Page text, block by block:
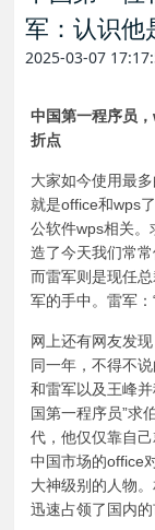
军：认识他
2025-03-07
中国第一程序员
折点
大家如今使用最
就是office和wps
公软件wps相关。
造了今天我们常
而雷军则是现任
军的手中。雷军：
网上还有网友发
同一年，不得不
和雷军以及王峰
国第一程序员”求
代，他仅仅靠自
中国市场的office
大神级别的人物
迅速占领了国内